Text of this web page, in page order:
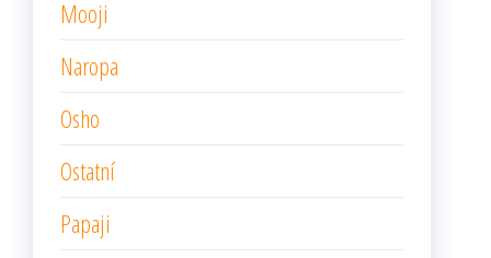
Mooji
Naropa
Osho
Ostatní
Papaji